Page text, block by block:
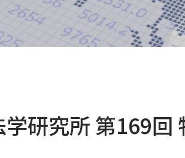
学研究所 第169